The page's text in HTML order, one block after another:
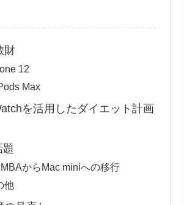
財
12
Max
を活用したダイエット計画
題
からMac miniへの移行
他